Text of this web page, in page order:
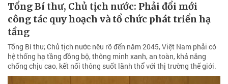
Tổng Bí thư, Chủ tịch nước: Phải đổi mới
công tác quy hoạch và tổ chức phát triển hạ
tầng
Tổng Bí thư, Chủ tịch nước nêu rõ đến năm 2045, Việt Nam phải có
hệ thống hạ tầng đồng bộ, thông minh xanh, an toàn, khả năng
chống chịu cao, kết nối thông suốt lãnh thổ với thị trường thế giới.